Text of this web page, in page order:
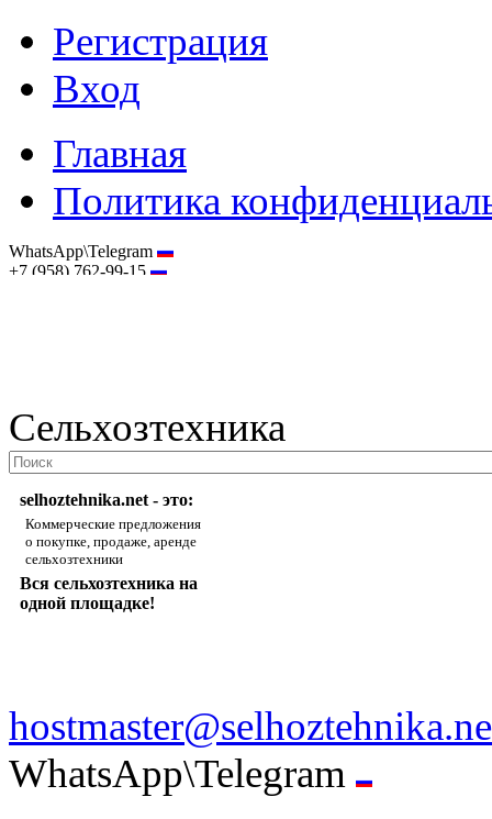
Регистрация
Вход
Главная
Политика
WhatsApp\Telegram
+7 (958) 762-99-15
Сельхозтехника
selhoztehnika.net - это:
Коммерческие предложения
о покупке, продаже, аренде
сельхозтехники
Вся сельхозтехника на
одной площадке!
WhatsApp\Telegram